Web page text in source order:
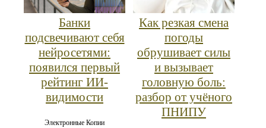
Банки
подсвечивают себя
нейросетями:
появился первый
рейтинг ИИ-
видимости
Электронные Копии
Как резкая смена
погоды
обрушивает силы
и вызывает
головную боль:
разбор от учёного
ПНИПУ